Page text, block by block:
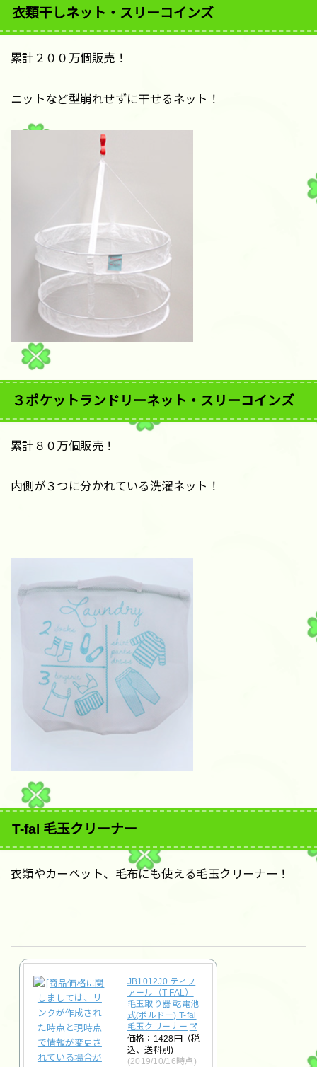
衣類干しネット・スリーコインズ
累計２００万個販売！
ニットなど型崩れせずに干せるネット！
３ポケットランドリーネット・スリーコインズ
累計８０万個販売！
内側が３つに分かれている洗濯ネット！
T-fal 毛玉クリーナー
衣類やカーペット、毛布にも使える毛玉クリーナー！
JB1012J0 ティフ
ァール（T-FAL）
毛玉取り器 乾電池
式(ボルドー) T-fal
毛玉クリーナー
価格：1428円（税
込、送料別)
(2019/10/16時点)